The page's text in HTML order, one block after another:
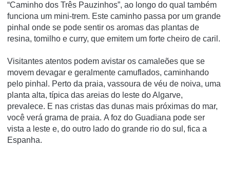
“Caminho dos Três Pauzinhos”, ao longo do qual também
funciona um mini-trem. Este caminho passa por um grande
pinhal onde se pode sentir os aromas das plantas de
resina, tomilho e curry, que emitem um forte cheiro de caril.
Visitantes atentos podem avistar os camaleões que se
movem devagar e geralmente camuflados, caminhando
pelo pinhal. Perto da praia, vassoura de véu de noiva, uma
planta alta, típica das areias do leste do Algarve,
prevalece. E nas cristas das dunas mais próximas do mar,
você verá grama de praia. A foz do Guadiana pode ser
vista a leste e, do outro lado do grande rio do sul, fica a
Espanha.